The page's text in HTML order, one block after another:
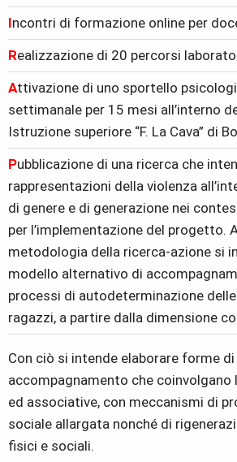
Incontri di formazione online per
Realizzazione di 20 percorsi
Attivazione di uno sportello
settimanale per 15 mesi all’interno
Istruzione superiore “F. La Cava” di
Pubblicazione di una ricerca che
rappresentazioni della violenza
di genere e di generazione nei
per l’implementazione del progetto.
metodologia della ricerca-azione si
modello alternativo di
processi di autodeterminazione
ragazzi, a partire dalla dimensione
Con ciò si intende elaborare forme di
accompagnamento che
ed associative, con meccanismi di
sociale allargata nonché di
fisici e sociali.